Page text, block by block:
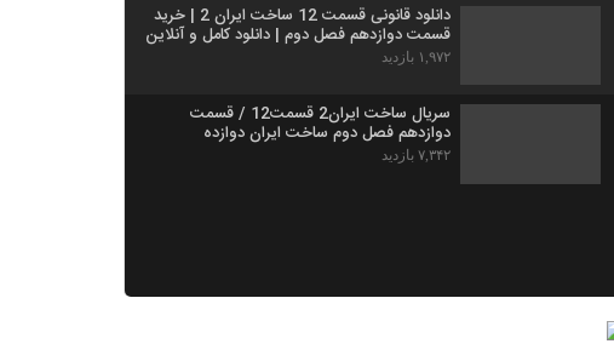
دانلود قانونی قسمت 12 ساخت ایران 2 | خرید
قسمت دوازدهم فصل دوم | دانلود کامل و آنلاین
۱,۹۷۲ بازدید
سریال ساخت ایران2 قسمت12 / قسمت
دوازدهم فصل دوم ساخت ایران دوازده
۷,۳۴۲ بازدید